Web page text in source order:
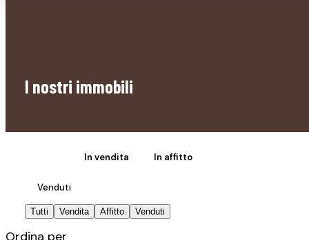
I nostri immobili
In vendita In affitto
Venduti
Tutti Vendita Affitto Venduti